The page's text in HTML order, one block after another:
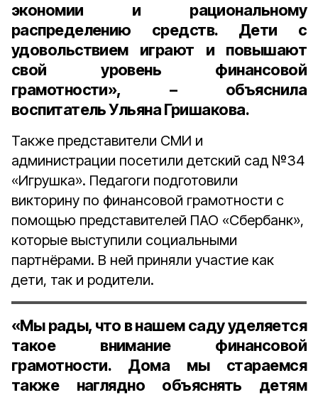
экономии и рациональному
распределению средств. Дети с
удовольствием играют и повышают
свой уровень финансовой
грамотности», – объяснила
воспитательУльяна Гришакова.
Также представители СМИ и
администрации посетили детский сад №34
«Игрушка». Педагоги подготовили
викторину по финансовой грамотности с
помощью представителей ПАО «Сбербанк»,
которые выступили социальными
партнёрами. В ней приняли участие как
дети, так и родители.
«Мы рады, что в нашем саду уделяется
такое внимание финансовой
грамотности. Дома мы стараемся
также наглядно объяснять детям